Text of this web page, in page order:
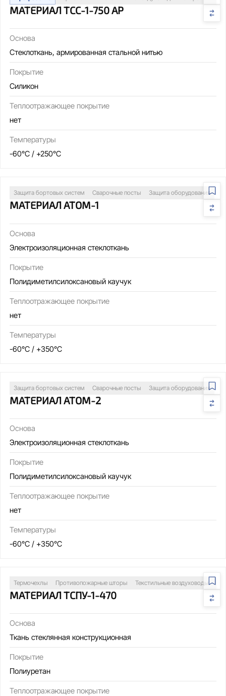
МАТЕРИАЛ ТСС-1-750 АР
Основа
Стеклоткань, армированная стальной нитью
Покрытие
Силикон
Теплоотражающее покрытие
нет
Температуры
-60°C / +250°C
Защита бортовых систем Сварочные посты Защита оборудования
МАТЕРИАЛ АТОМ-1
Основа
Электроизоляционная стеклоткань
Покрытие
Полидиметилсилоксановый каучук
Теплоотражающее покрытие
нет
Температуры
-60°C / +350°C
Защита бортовых систем Сварочные посты Защита оборудования
МАТЕРИАЛ АТОМ-2
Основа
Электроизоляционная стеклоткань
Покрытие
Полидиметилсилоксановый каучук
Теплоотражающее покрытие
нет
Температуры
-60°C / +350°C
Термочехлы Противопожарные шторы Текстильные воздуховоды
МАТЕРИАЛ ТСПУ-1-470
Основа
Ткань стеклянная конструкционная
Покрытие
Полиуретан
Теплоотражающее покрытие